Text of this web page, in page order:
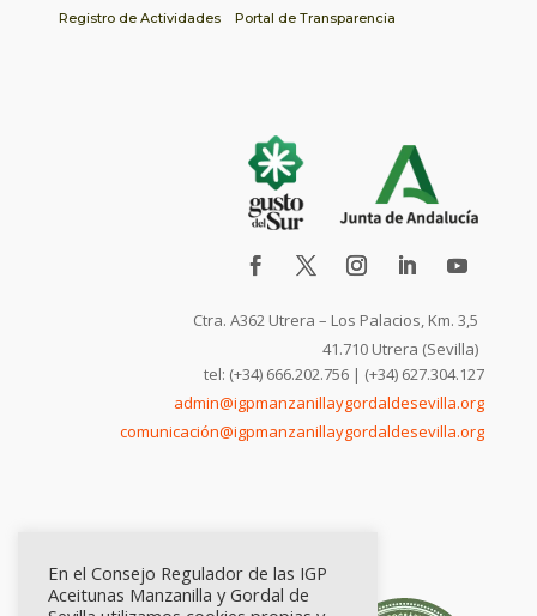
Registro de Actividades
Portal de Transparencia
Ctra. A362 Utrera – Los Palacios, Km. 3,5
41.710 Utrera (Sevilla)
tel: (+34) 666.202.756 | (+34) 627.304.127
admin@igpmanzanillaygordaldesevilla.org
comunicación@igpmanzanillaygordaldesevilla.org
En el Consejo Regulador de las IGP
Aceitunas Manzanilla y Gordal de